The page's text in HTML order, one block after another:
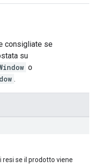
consigliate se
su
o
.
resi se il prodotto viene